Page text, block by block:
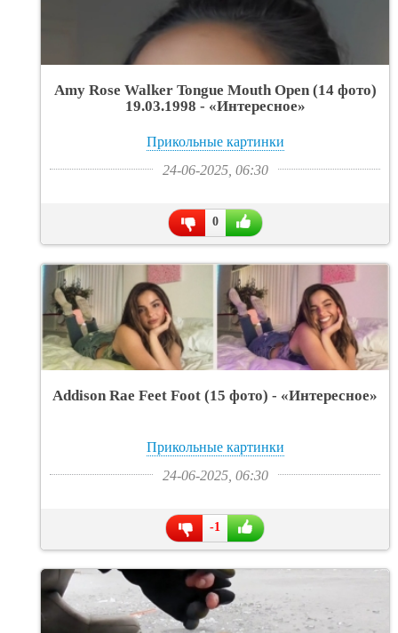
Amy Rose Walker Tongue Mouth Open (14 фото)
19.03.1998 - «Интересное»
Прикольные картинки
24-06-2025, 06:30
0
Addison Rae Feet Foot (15 фото) - «Интересное»
Прикольные картинки
24-06-2025, 06:30
-1